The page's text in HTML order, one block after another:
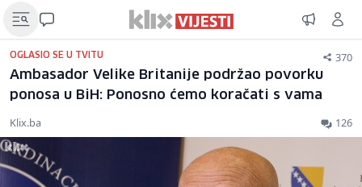
OGLASIO SE U TVITU 370
Ambasador Velike Britanije podržao povorku
ponosa u BiH: Ponosno ćemo koračati s vama
Klix.ba 126